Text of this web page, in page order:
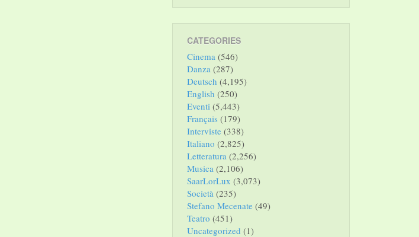
CATEGORIES
Cinema (546)
Danza (287)
Deutsch (4,195)
English (250)
Eventi (5,443)
Français (179)
Interviste (338)
Italiano (2,825)
Letteratura (2,256)
Musica (2,106)
SaarLorLux (3,073)
Società (235)
Stefano Mecenate (49)
Teatro (451)
Uncategorized (1)